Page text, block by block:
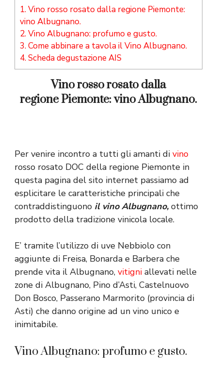
1.Vino rosso rosato dalla regione Piemonte:
vino Albugnano.
2.Vino Albugnano: profumo e gusto.
3.Come abbinare a tavola il Vino Albugnano.
4.Scheda degustazione AIS
Vino rosso rosato dalla
regionePiemonte:vino Albugnano.
Per venire incontro a tutti gli amanti di vino
rosso rosato DOC della regione Piemonte in
questa pagina del sito internet passiamo ad
esplicitare le caratteristiche principali che
contraddistinguono il vino Albugnano, ottimo
prodotto della tradizione vinicola locale.
E’ tramite l’utilizzo di uve Nebbiolo con
aggiunte di Freisa, Bonarda e Barbera che
prende vita il Albugnano, vitigni allevati nelle
zone di Albugnano, Pino d’Asti, Castelnuovo
Don Bosco, Passerano Marmorito (provincia di
Asti) che danno origine ad un vino unico e
inimitabile.
Vino Albugnano: profumo e gusto.